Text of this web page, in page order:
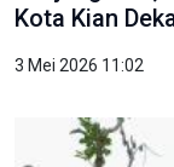
Kota Kian
3 Mei 2026 11:02